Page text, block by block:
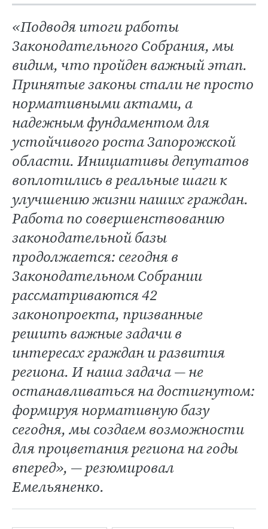
«Подводя итоги работы
Законодательного Собрания, мы
видим, что пройден важный этап.
Принятые законы стали не просто
нормативными актами, а
надежным фундаментом для
устойчивого роста Запорожской
области. Инициативы депутатов
воплотились в реальные шаги к
улучшению жизни наших граждан.
Работа по совершенствованию
законодательной базы
продолжается: сегодня в
Законодательном Собрании
рассматриваются 42
законопроекта, призванные
решить важные задачи в
интересах граждан и развития
региона. И наша задача — не
останавливаться на достигнутом:
формируя нормативную базу
сегодня, мы создаем возможности
для процветания региона на годы
вперед», — резюмировал
Емельяненко.